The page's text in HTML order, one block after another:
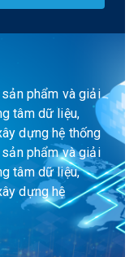
phẩm và giải
tâm dữ liệu,
dựng hệ thống
phẩm và giải
tâm dữ liệu,
dựng hệ